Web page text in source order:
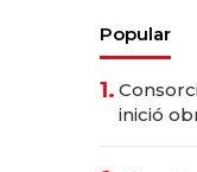
Popular
1.
inició